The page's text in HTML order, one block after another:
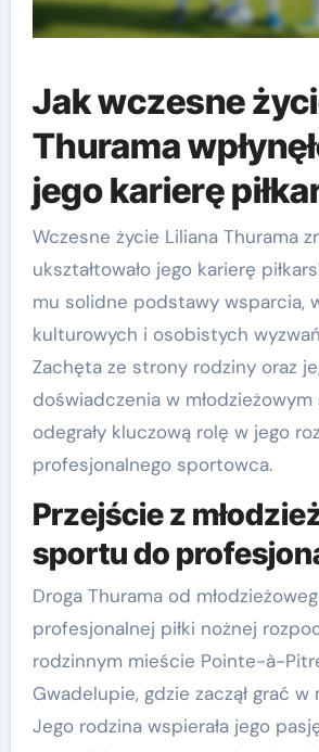
Jak wczesne
Thurama
jego karierę
Wczesne życie Liliana Thurama
ukształtowało jego karierę
mu solidne podstawy wsparcia,
kulturowych i osobistych
Zachęta ze strony rodziny oraz
doświadczenia w
odegrały kluczową rolę w jego
profesjonalnego sportowca.
Przejście z
sportu do
Droga Thurama od
profesjonalnej piłki nożnej
rodzinnym mieście Pointe-à-
Gwadelupie, gdzie zaczął grać w
Jego rodzina wspierała jego